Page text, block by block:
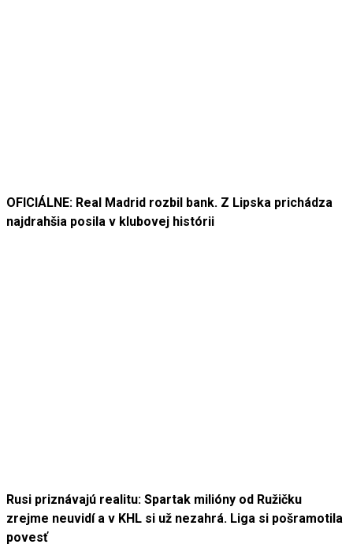
OFICIÁLNE: Real Madrid rozbil bank. Z Lipska prichádza
najdrahšia posila v klubovej histórii
Rusi priznávajú realitu: Spartak milióny od Ružičku
zrejme neuvidí a v KHL si už nezahrá. Liga si pošramotila
povesť